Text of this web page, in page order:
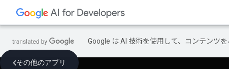
Google は AI 技術を使用して、コンテンツ
その他のアプリ